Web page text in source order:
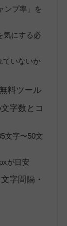
ンプ率」を
気にする必
ていないか
料ツール
字数とコ
文字〜50文
が目安
字間隔・